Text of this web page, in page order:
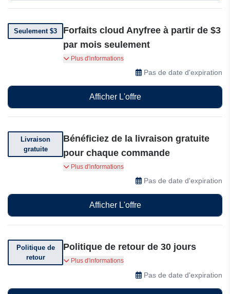
Seulement $3
Forfaits cloud Anyfree à partir de $3
par mois seulement
Stockez vos vidéos en toute sécurité avec les
forfaits cloud Anyfree à partir de seulement $3
par mois : une tranquillité d'esprit à prix
abordable.
Plus d'informations
Pas de date d'expiration
Afficher L'offre
Livraison
gratuite
Bénéficiez de la livraison gratuite
pour chaque commande
Bénéficiez de la livraison gratuite pour chaque
commande, toutes taxes comprises, sans frais
cachés au moment du paiement.
Plus d'informations
Pas de date d'expiration
Afficher L'offre
Politique de
retour
Politique de retour de 30 jours
Vous pouvez retourner votre commande dans
les 30 jours suivant sa réception.
Plus d'informations
Pas de date d'expiration